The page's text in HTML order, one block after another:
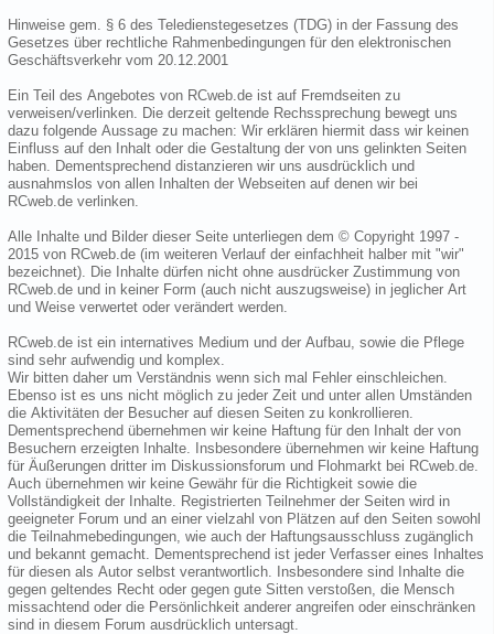
Hinweise gem. § 6 des Teledienstegesetzes (TDG) in der Fassung des
Gesetzes über rechtliche Rahmenbedingungen für den elektronischen
Geschäftsverkehr vom 20.12.2001
Ein Teil des Angebotes von RCweb.de ist auf Fremdseiten zu
verweisen/verlinken. Die derzeit geltende Rechssprechung bewegt uns
dazu folgende Aussage zu machen: Wir erklären hiermit dass wir keinen
Einfluss auf den Inhalt oder die Gestaltung der von uns gelinkten Seiten
haben. Dementsprechend distanzieren wir uns ausdrücklich und
ausnahmslos von allen Inhalten der Webseiten auf denen wir bei
RCweb.de verlinken.
Alle Inhalte und Bilder dieser Seite unterliegen dem © Copyright 1997 -
2015 von RCweb.de (im weiteren Verlauf der einfachheit halber mit "wir"
bezeichnet). Die Inhalte dürfen nicht ohne ausdrücker Zustimmung von
RCweb.de und in keiner Form (auch nicht auszugsweise) in jeglicher Art
und Weise verwertet oder verändert werden.
RCweb.de ist ein internatives Medium und der Aufbau, sowie die Pflege
sind sehr aufwendig und komplex.
Wir bitten daher um Verständnis wenn sich mal Fehler einschleichen.
Ebenso ist es uns nicht möglich zu jeder Zeit und unter allen Umständen
die Aktivitäten der Besucher auf diesen Seiten zu konkrollieren.
Dementsprechend übernehmen wir keine Haftung für den Inhalt der von
Besuchern erzeigten Inhalte. Insbesondere übernehmen wir keine Haftung
für Äußerungen dritter im Diskussionsforum und Flohmarkt bei RCweb.de.
Auch übernehmen wir keine Gewähr für die Richtigkeit sowie die
Vollständigkeit der Inhalte. Registrierten Teilnehmer der Seiten wird in
geeigneter Forum und an einer vielzahl von Plätzen auf den Seiten sowohl
die Teilnahmebedingungen, wie auch der Haftungsausschluss zugänglich
und bekannt gemacht. Dementsprechend ist jeder Verfasser eines Inhaltes
für diesen als Autor selbst verantwortlich. Insbesondere sind Inhalte die
gegen geltendes Recht oder gegen gute Sitten verstoßen, die Mensch
missachtend oder die Persönlichkeit anderer angreifen oder einschränken
sind in diesem Forum ausdrücklich untersagt.